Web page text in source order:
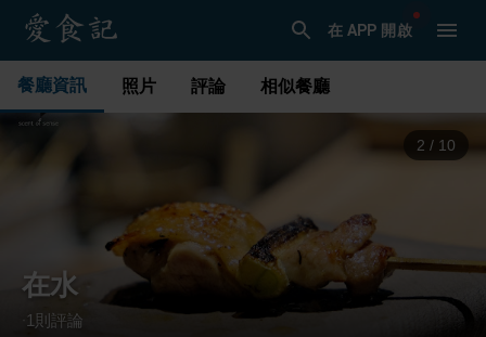
在 APP 開啟
餐廳資訊 照片 評論 相似餐廳
3 / 10
在水
1 則評論